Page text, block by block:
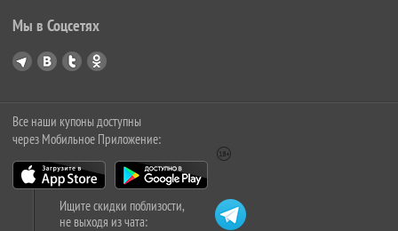
Мы в Соцсетях
Все наши купоны доступны
через Мобильное Приложение:
Ищите скидки поблизости,
не выходя из чата: